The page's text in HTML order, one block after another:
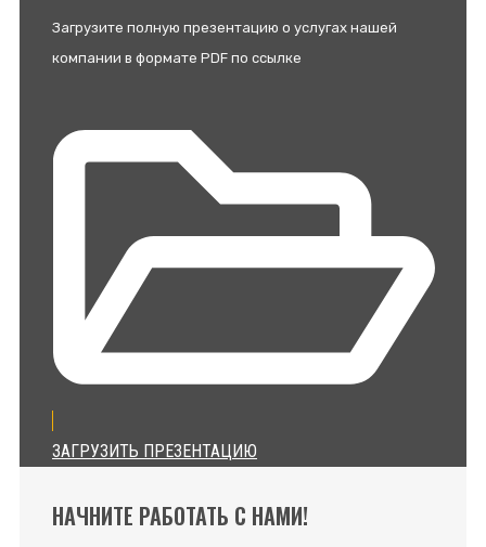
Загрузите полную презентацию о услугах нашей
компании в формате PDF по ссылке
ЗАГРУЗИТЬ ПРЕЗЕНТАЦИЮ
НАЧНИТЕ РАБОТАТЬ С НАМИ!